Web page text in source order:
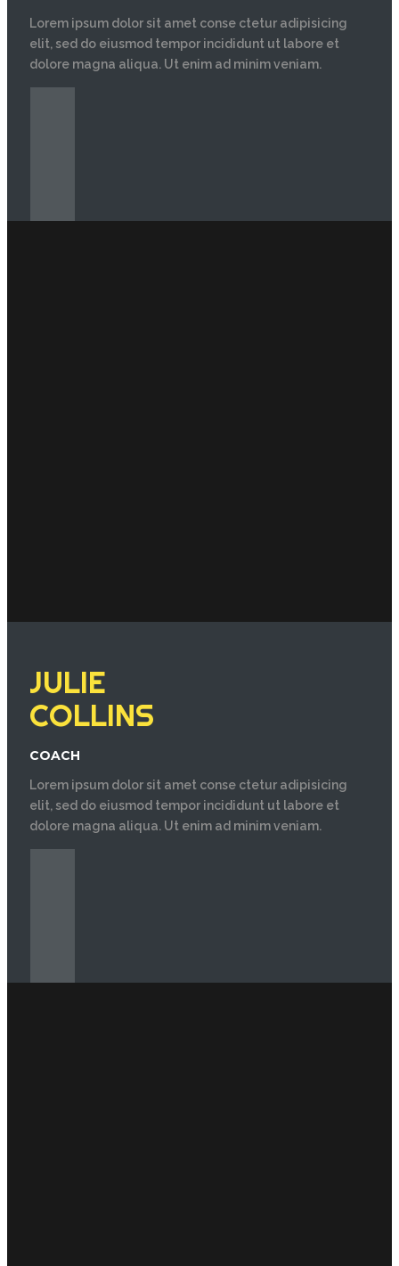
Lorem ipsum dolor sit amet conse ctetur adipisicing
elit, sed do eiusmod tempor incididunt ut labore et
dolore magna aliqua. Ut enim ad minim veniam.
JULIE
COLLINS
COACH
Lorem ipsum dolor sit amet conse ctetur adipisicing
elit, sed do eiusmod tempor incididunt ut labore et
dolore magna aliqua. Ut enim ad minim veniam.